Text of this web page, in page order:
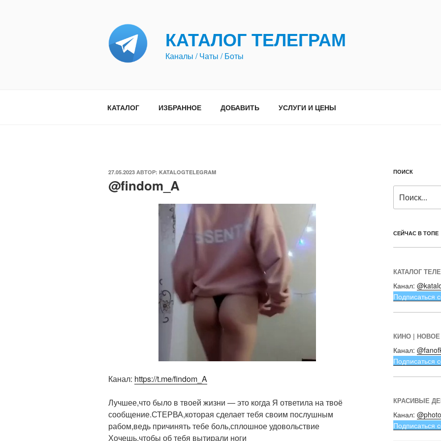
КАТАЛОГ ТЕЛЕГРАМ
Каналы / Чаты / Боты
КАТАЛОГ ИЗБРАННОЕ ДОБАВИТЬ УСЛУГИ И ЦЕНЫ
ОПУБЛИКОВАНО
27.05.2023 АВТОР: KATALOGTELEGRAM
@findom_A
Канал: https://t.me/findom_A
Лучшее,что было в твоей жизни — это когда Я ответила на твоё
сообщение.СТЕРВА,которая сделает тебя своим послушным
рабом,ведь причинять тебе боль,сплошное удовольствие
Хочешь,чтобы об тебя вытирали ноги
ПОИСК
СЕЙЧАС В ТОПЕ
КАТАЛОГ
Канал:
Подписаться
КИНО |
Канал:
Подписаться
КРАСИВЫЕ
Канал:
Подписаться